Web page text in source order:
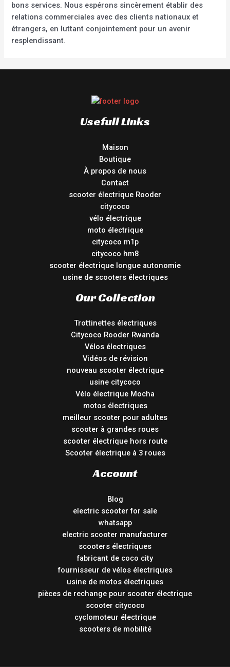
bons services. Nous espérons sincèrement établir des
relations commerciales avec des clients nationaux et
étrangers, en luttant conjointement pour un avenir
resplendissant.
Usefull Links
Maison
Boutique
À propos de nous
Contact
scooter électrique Rooder
citycoco
vélo électrique
moto électrique
citycoco m1p
citycoco hm8
scooter électrique longue autonomie
usine de scooters électriques
Our Collection
Trottinettes électriques
Citycoco Rooder Rwanda
Vélos électriques
Vidéos de révision
nouveau scooter électrique
usine citycoco
Vélo électrique Mocha
motos électriques
meilleur scooter pour adultes
scooter à grandes roues
scooter électrique hors route
Scooter électrique à 3 roues
Account
Blog
electric scooter for sale
whatsapp
electric scooter manufacturer
scooters électriques
fabricant de coco city
fournisseur de vélos électriques
usine de motos électriques
pièces de rechange pour scooter électrique
scooter citycoco
cyclomoteur électrique
scooters de mobilité